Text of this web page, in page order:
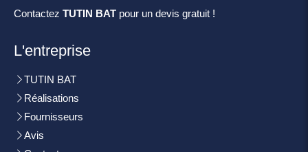
Contactez TUTIN BAT pour un devis gratuit !
L'entreprise
TUTIN BAT
Réalisations
Fournisseurs
Avis